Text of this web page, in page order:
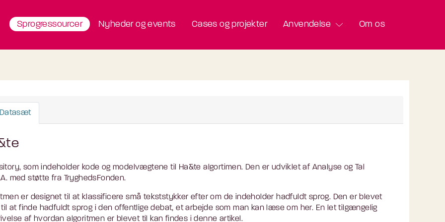
Sprogressourcer Nyheder og events Cases og projekter Anvendelse Om os
Datasæt
som indeholder kode og modelvægtene til Ha&te algortimen. Den er udviklet af Analyse og Tal
med støtte fra TryghedsFonden.
er designet til at klassificere små tekststykker efter om de indeholder hadfuldt sprog. Den er blevet
til at finde hadfuldt sprog i den offentlige debat, et arbejde som man kan læse om her. En let tilgængelig
af hvordan algoritmen er blevet til kan findes i denne artikel.